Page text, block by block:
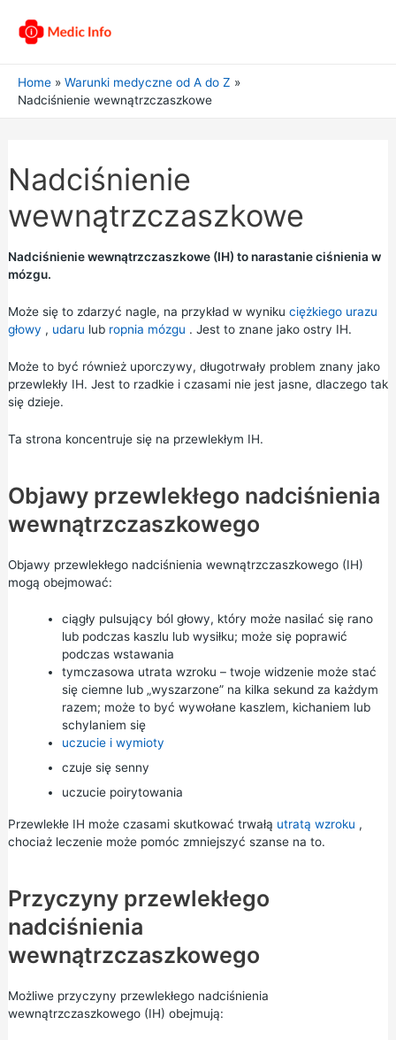
Home
Warunki medyczne od A do Z
Nadciśnienie wewnątrzczaszkowe
Nadciśnienie
wewnątrzczaszkowe
Nadciśnienie wewnątrzczaszkowe (IH) to narastanie ciśnienia w
mózgu.
Może się to zdarzyć nagle, na przykład w wyniku ciężkiego urazu
głowy , udaru lub ropnia mózgu . Jest to znane jako ostry IH.
Może to być również uporczywy, długotrwały problem znany jako
przewlekły IH. Jest to rzadkie i czasami nie jest jasne, dlaczego tak
się dzieje.
Ta strona koncentruje się na przewlekłym IH.
Objawy przewlekłego nadciśnienia
wewnątrzczaszkowego
Objawy przewlekłego nadciśnienia wewnątrzczaszkowego (IH)
mogą obejmować:
ciągły pulsujący ból głowy, który może nasilać się rano
lub podczas kaszlu lub wysiłku; może się poprawić
podczas wstawania
tymczasowa utrata wzroku – twoje widzenie może stać
się ciemne lub „wyszarzone” na kilka sekund za każdym
razem; może to być wywołane kaszlem, kichaniem lub
schylaniem się
uczucie i wymioty
czuje się senny
uczucie poirytowania
Przewlekłe IH może czasami skutkować trwałą utratą wzroku ,
chociaż leczenie może pomóc zmniejszyć szanse na to.
Przyczyny przewlekłego
nadciśnienia
wewnątrzczaszkowego
Możliwe przyczyny przewlekłego nadciśnienia
wewnątrzczaszkowego (IH) obejmują: